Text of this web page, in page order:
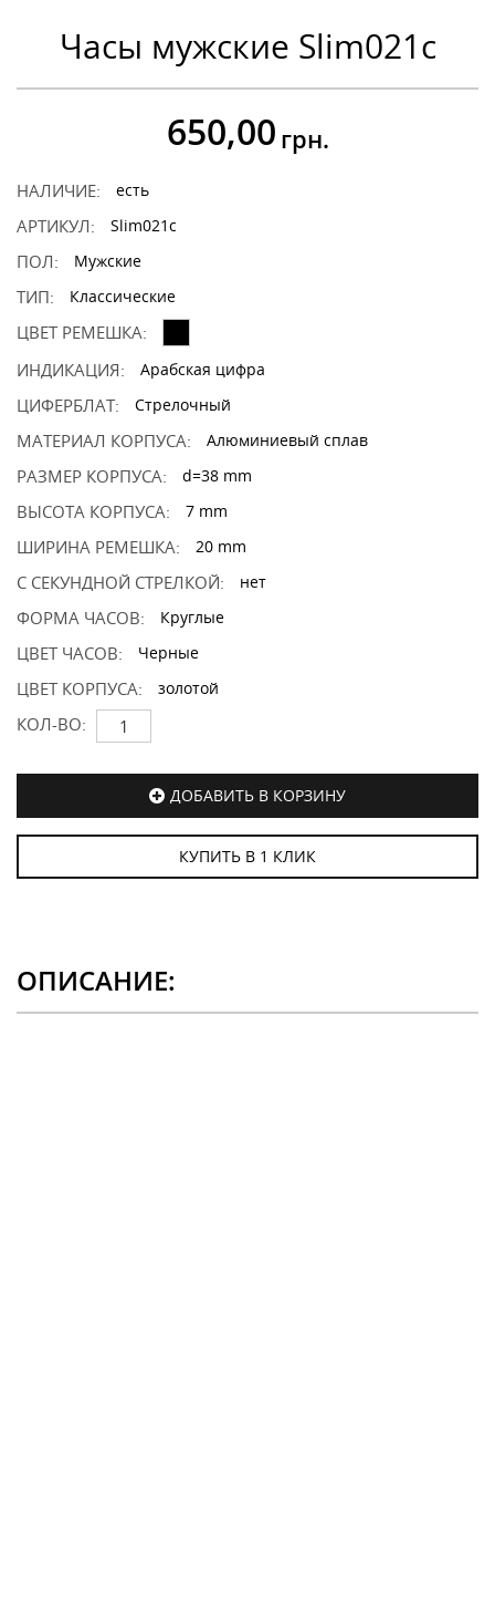
Часы мужские Slim021c
650,00 грн.
НАЛИЧИЕ: есть
АРТИКУЛ: Slim021c
ПОЛ: Мужские
ТИП: Классические
ЦВЕТ РЕМЕШКА:
ИНДИКАЦИЯ:
Арабская цифра
ЦИФЕРБЛАТ: Стрелочный
МАТЕРИАЛ КОРПУСА: Алюминиевый сплав
РАЗМЕР КОРПУСА: d=38 mm
ВЫСОТА КОРПУСА: 7 mm
ШИРИНА РЕМЕШКА: 20 mm
С СЕКУНДНОЙ СТРЕЛКОЙ: нет
ФОРМА ЧАСОВ: Круглые
ЦВЕТ ЧАСОВ: Черные
ЦВЕТ КОРПУСА: золотой
КОЛ-ВО:
ДОБАВИТЬ В КОРЗИНУ
КУПИТЬ В 1 КЛИК
ОПИСАНИЕ: